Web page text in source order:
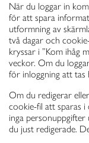
När du loggar in
för att spara
utformning av
två dagar och
kryssar i ”Kom ihåg
veckor. Om du
för inloggning att tas
Om du redigerar
cookie-fil att sparas i
inga personuppgifter
du just redigerade.